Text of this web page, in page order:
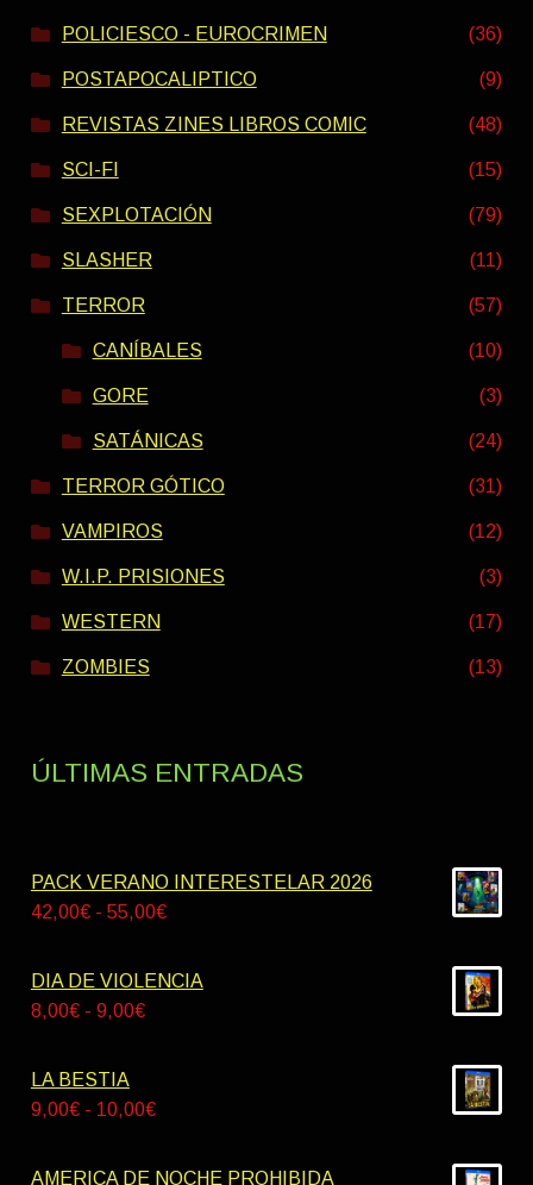
POLICIESCO - EUROCRIMEN (36)
POSTAPOCALIPTICO (9)
REVISTAS ZINES LIBROS COMIC (48)
SCI-FI (15)
SEXPLOTACIÓN (79)
SLASHER (11)
TERROR (57)
CANÍBALES (10)
GORE (3)
SATÁNICAS (24)
TERROR GÓTICO (31)
VAMPIROS (12)
W.I.P. PRISIONES (3)
WESTERN (17)
ZOMBIES (13)
ÚLTIMAS ENTRADAS
PACK VERANO INTERESTELAR 2026
42,00€ - 55,00€Rango
precios:
DIA DE VIOLENCIA
8,00€ - 9,00€Rango
desde
LA BESTIA
9,00€ - 10,00€Rango
precios:
AMERICA DE NOCHE PROHIBIDA